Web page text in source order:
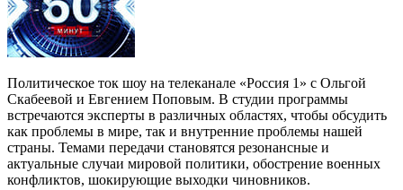
Политическое ток шоу на телеканале «Россия 1» с Ольгой
Скабеевой и Евгением Поповым. В студии программы
встречаются эксперты в различных областях, чтобы обсудить
как проблемы в мире, так и внутренние проблемы нашей
страны. Темами передачи становятся резонансные и
актуальные случаи мировой политики, обострение военных
конфликтов, шокирующие выходки чиновников.